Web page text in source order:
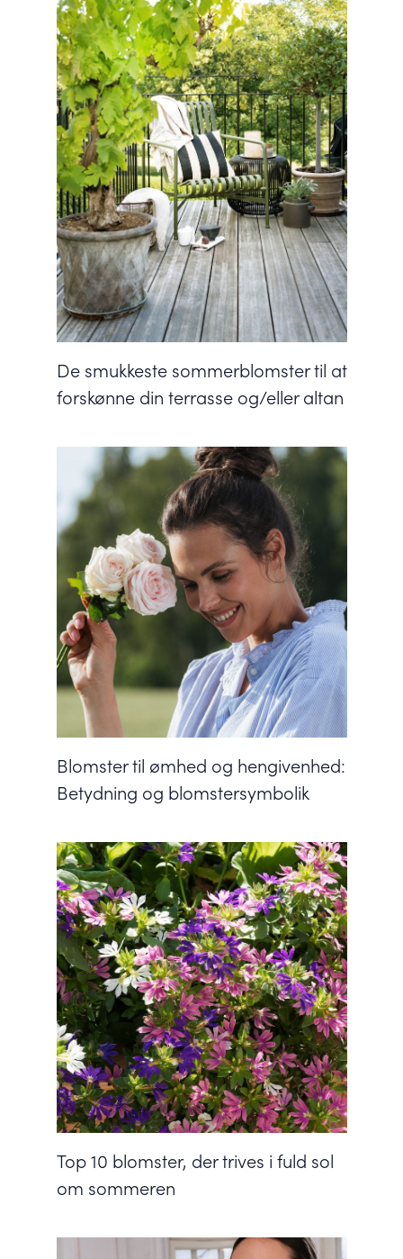
De smukkeste sommerblomster til at
forskønne din terrasse og/eller altan
Blomster til ømhed og hengivenhed:
Betydning og blomstersymbolik
Top 10 blomster, der trives i fuld sol
om sommeren